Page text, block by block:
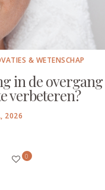
& WETENSCHAP
in de overgang
verbeteren?
2026
0